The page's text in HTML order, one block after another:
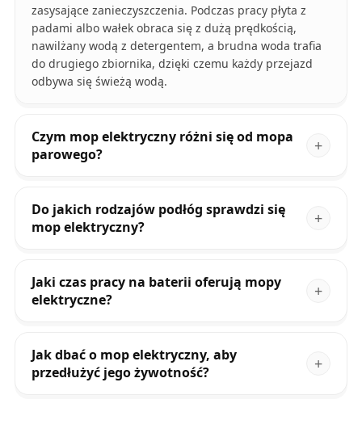
zasysające zanieczyszczenia. Podczas pracy płyta z
padami albo wałek obraca się z dużą prędkością,
nawilżany wodą z detergentem, a brudna woda trafia
do drugiego zbiornika, dzięki czemu każdy przejazd
odbywa się świeżą wodą.
Czym mop elektryczny różni się od mopa
parowego?
Do jakich rodzajów podłóg sprawdzi się
mop elektryczny?
Jaki czas pracy na baterii oferują mopy
elektryczne?
Jak dbać o mop elektryczny, aby
przedłużyć jego żywotność?